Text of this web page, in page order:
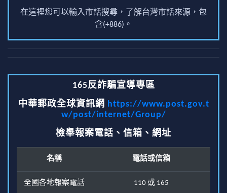
在這裡您可以輸入市話搜尋，了解台灣市話來源，包
含(+886)。
165反詐騙宣導專區
中華郵政全球資訊網 https://www.post.gov.t
w/post/internet/Group/
檢舉報案電話、信箱、網址
名稱 電話或信箱
全國各地報案電話 110 或 165